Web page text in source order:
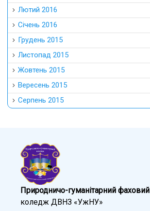
Лютий 2016
Січень 2016
Грудень 2015
Листопад 2015
Жовтень 2015
Вересень 2015
Серпень 2015
Природничо-гуманітарний фаховий
коледж ДВНЗ «УжНУ»